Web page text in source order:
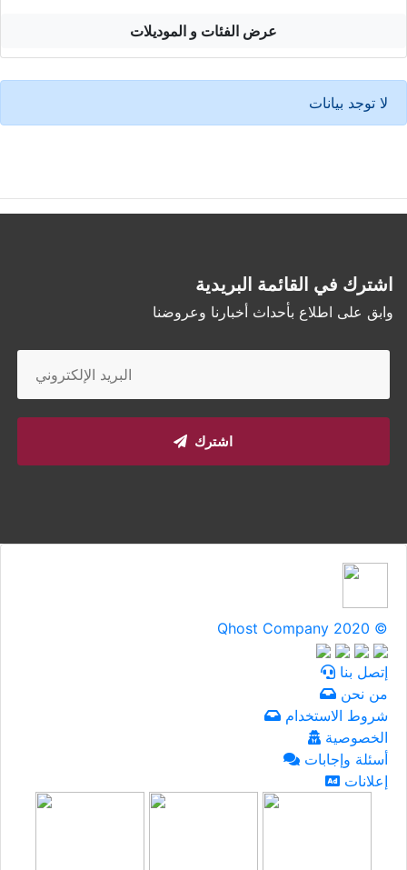
عرض الفئات و الموديلات
لا توجد بيانات
اشترك في القائمة البريدية
وابق على اطلاع بأحداث أخبارنا وعروضنا
اشترك
Qhost Company 2020 ©
إتصل بنا
من نحن
شروط الاستخدام
الخصوصية
أسئلة وإجابات
إعلانات